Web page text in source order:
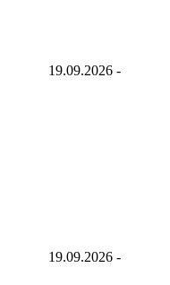
19.09.2026 -
19.09.2026 -